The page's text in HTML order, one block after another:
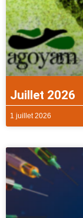
Juillet 2026
1 juillet 2026